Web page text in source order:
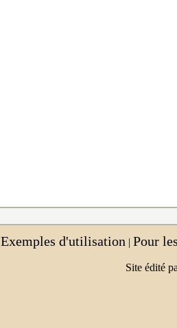
Exemples d'utilisation | Pour
Site édité